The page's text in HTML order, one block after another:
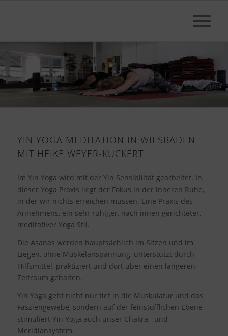
YIN YOGA MEDITATION IN WIESBADEN
MIT HEIKE WEYER-KUCKERT
Im Yin Yoga wird mit der Yin Sensibilität gearbeitet. In
dieser Yoga Praxis liegt der Fokus in der inneren Ruhe,
in der wir nichts erreichen müssen. Eine Praxis des
Annehmens, ein sehr ruhiger, nach innen gerichteter,
meditativer Yoga Stil.
Die Asanas werden hauptsächlich im Sitzen und im
Liegen, ohne Muskelanspannung, unterstützt durch
Hilfsmittel, praktiziert und dort über einen längeren
Zeitraum gehalten.
Yin Yoga geht nicht nur tief in die Muskulatur und das
Fasziengewebe, sondern auf der feinstofflichen Ebene
stimuliert Yin Yoga auch unser Chakra,- und
Meridiansystem.